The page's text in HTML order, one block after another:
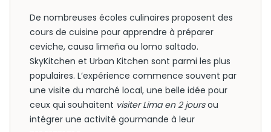
De nombreuses écoles culinaires proposent des
cours de cuisine pour apprendre à préparer
ceviche, causa limeña ou lomo saltado.
SkyKitchen et Urban Kitchen sont parmi les plus
populaires. L’expérience commence souvent par
une visite du marché local, une belle idée pour
ceux qui souhaitent visiter Lima en 2 joursou
intégrer une activité gourmande à leur